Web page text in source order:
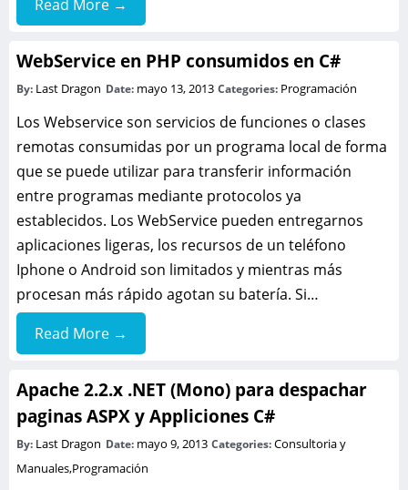
Read More →
WebService en PHP consumidos en C#
By: Last Dragon Date: mayo 13, 2013 Categories: Programación
Los Webservice son servicios de funciones o clases
remotas consumidas por un programa local de forma
que se puede utilizar para transferir información
entre programas mediante protocolos ya
establecidos. Los WebService pueden entregarnos
aplicaciones ligeras, los recursos de un teléfono
Iphone o Android son limitados y mientras más
procesan más rápido agotan su batería. Si…
Read More →
Apache 2.2.x .NET (Mono) para despachar
paginas ASPX y Appliciones C#
By: Last Dragon Date: mayo 9, 2013 Categories:Consultoria y
Manuales,Programación